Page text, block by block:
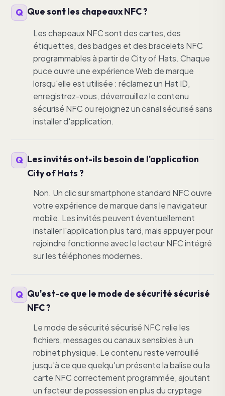
Que sont les chapeaux NFC ?
Les chapeaux NFC sont des cartes, des
étiquettes, des badges et des bracelets NFC
programmables à partir de City of Hats. Chaque
puce ouvre une expérience Web de marque
lorsqu'elle est utilisée : réclamez un Hat ID,
enregistrez-vous, déverrouillez le contenu
sécurisé NFC ou rejoignez un canal sécurisé sans
installer d'application.
Les invités ont-ils besoin de l'application
City of Hats ?
Non. Un clic sur smartphone standard NFC ouvre
votre expérience de marque dans le navigateur
mobile. Les invités peuvent éventuellement
installer l'application plus tard, mais appuyer pour
rejoindre fonctionne avec le lecteur NFC intégré
sur les téléphones modernes.
Qu'est-ce que le mode de sécurité sécurisé
NFC ?
Le mode de sécurité sécurisé NFC relie les
fichiers, messages ou canaux sensibles à un
robinet physique. Le contenu reste verrouillé
jusqu'à ce que quelqu'un présente la balise ou la
carte NFC correctement programmée, ajoutant
un facteur de possession en plus du cryptage